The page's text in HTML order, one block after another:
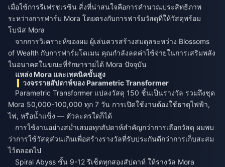
เมื่อใช้การรีเฟรชเรซิน สิ่งที่น่าสนใจคือการคำนวณประสิทธิภาพ
ระหว่างการฟาร์ม Mora โดยตรงกับการฟาร์มวัสดุที่ให้วัสดุพร้อม
โบนัส Mora
จากการวิเคราะห์ของผม ผู้เล่นควรสร้างสมดุลระหว่าง Blossoms
of Wealth กับการฟาร์มโดเมน คุณกำลังลดค่าใช้จ่ายในการเสริมพลัง
ในอนาคตในขณะที่รักษารายได้ Mora ปัจจุบัน
แหล่ง Mora และเทคนิคขั้นสูง
วงจรรายสัปดาห์ของ Parametric Transformer
Parametric Transformer แปลงวัสดุ 150 ชิ้นเป็นรางวัล รวมถึงชุด
Mora 50,000-100,000 ทุก 7 วัน การเปิดใช้งานต้องใช้ธาตุไฟฟ้า,
ไฟ, หรือน้ำแข็ง — ตัวละครใดก็ได้
การใช้งานอย่างสม่ำเสมอทุกสัปดาห์สำคัญกว่าการเลือกวัสดุ ผมพบ
ว่าการใช้วัสดุส่วนเกินเพื่อสร้างรางวัลที่รับประกันดีกว่าการเก็บสะสม
ไว้ตลอดไป
Spiral Abyss ชั้น 9-12 รีเซ็ตทุกสองสัปดาห์ ให้รางวัล Mora